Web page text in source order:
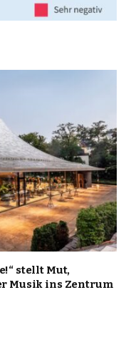
stellt Mut,
Musik ins Zentrum